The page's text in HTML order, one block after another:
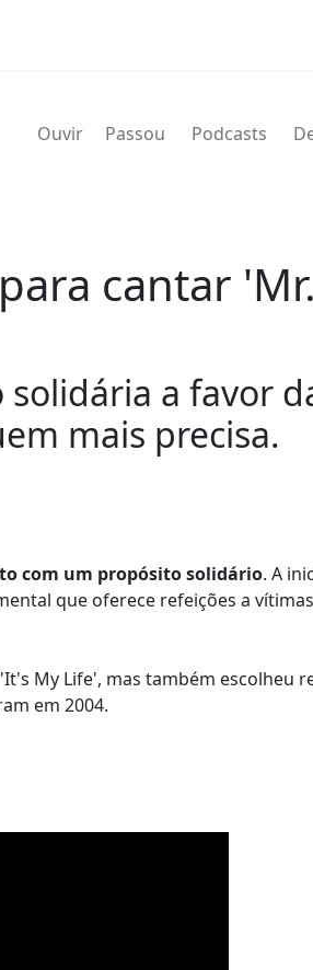
Ouvir Passou Podcasts
cantar
a favor
mais precisa.
com um propósito solidário. A
que oferece refeições a
My Life', mas também escolheu
em 2004.